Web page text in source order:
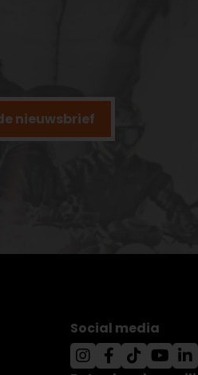
nieuwsbrief
Social media